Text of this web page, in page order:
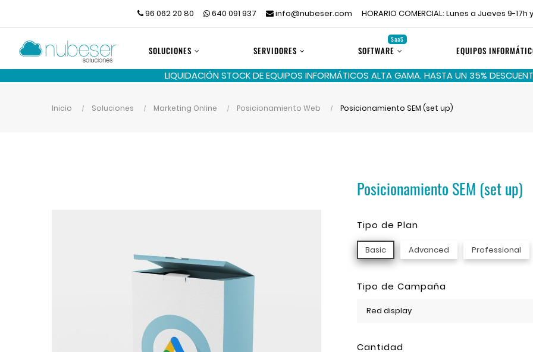
96 062 20 80 640 091 937 info@nubeser.com HORARIO COMERCIAL: Lunes a Jueves 9-17h
SOLUCIONES SERVIDORES SOFTWARE
SaaS
EQUIPOS
LIQUIDACIÓN STOCK DE EQUIPOS INFORMÁTICOS ALTA GAMA. HASTA UN 35%
Inicio Soluciones Marketing Online Posicionamiento Web Posicionamiento SEM (set up)
Posicionamiento SEM (set up)
Tipo de Plan
Basic Advanced Professional
Tipo de Campaña
Cantidad